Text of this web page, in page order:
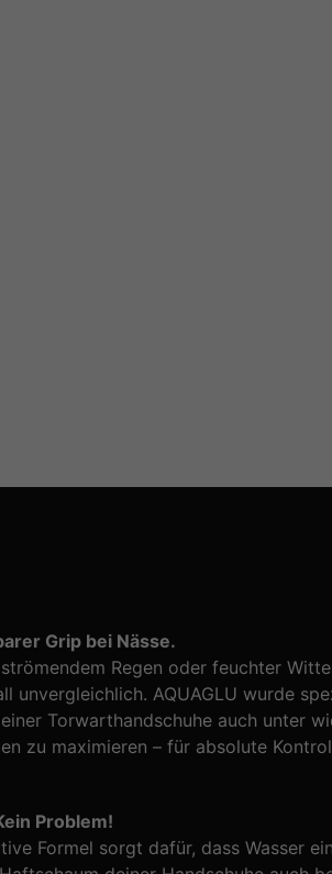
Grip bei Nässe.
Regen oder feuchter
unvergleichlich. AQUAGLU wurde
Torwarthandschuhe auch unter
zu maximieren – für absolute
Problem!
Formel sorgt dafür, dass Wasser